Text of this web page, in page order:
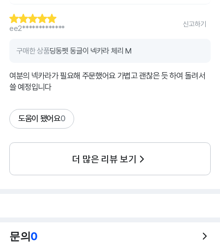
ee2*************
신고하기
구매한 상품딩동펫 동글이 넥카라 체리 M
여분의 넥카라가 필요해 주문했어요 가볍고 괜찮은 듯 하여 돌려서
쓸 예정입니다
도움이 됐어요0
더 많은 리뷰 보기
문의0